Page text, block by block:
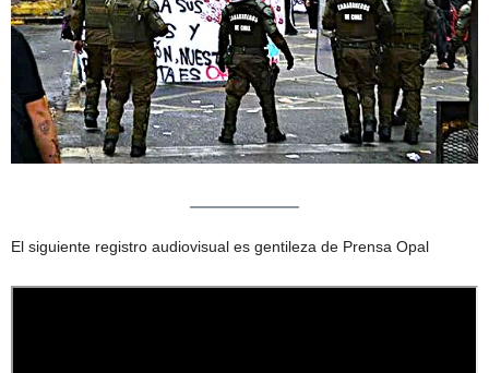
El siguiente registro audiovisual es gentileza de Prensa Opal